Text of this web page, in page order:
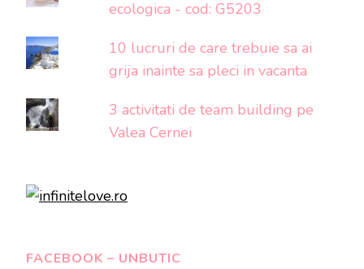
ecologica - cod: G5203
10 lucruri de care trebuie sa ai
grija inainte sa pleci in vacanta
3 activitati de team building pe
Valea Cernei
FACEBOOK – UNBUTIC